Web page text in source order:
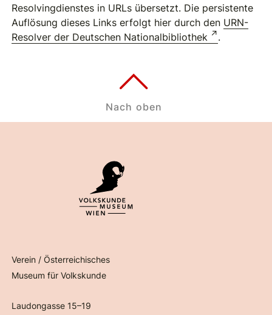
Resolvingdienstes in URLs übersetzt. Die persistente
Auflösung dieses Links erfolgt hier durch den URN-
Resolver der Deutschen Nationalbibliothek
.
Verein / Österreichisches
Museum für Volkskunde
Laudongasse 15–19
Nach oben